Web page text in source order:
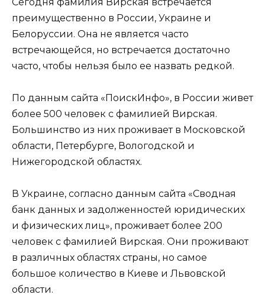
преимущественно в России, Украине и
Белоруссии. Она не является часто
встречающейся, но встречается достаточно
часто, чтобы нельзя было ее назвать редкой.
По данным сайта «ПоискИнфо», в России живет
более 500 человек с фамилией Вирская.
Большинство из них проживает в Московской
области, Петербурге, Вологодской и
Нижегородской областях.
В Украине, согласно данным сайта «Сводная
банк данных и задолженностей юридических
и физических лиц», проживает более 200
человек с фамилией Вирская. Они проживают
в различных областях страны, но самое
большое количество в Киеве и Львовской
области.